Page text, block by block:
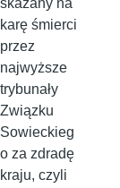
skazany na
karę śmierci
przez
najwyższe
trybunały
Związku
Sowieckieg
o za zdradę
kraju, czyli